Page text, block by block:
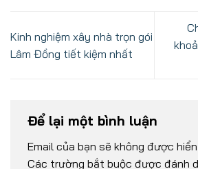
Kinh nghiệm xây nhà trọn gói
Lâm Đồng tiết kiệm nhất
Để lại một bình luận
Email của bạn sẽ không được
Các trường bắt buộc được đánh